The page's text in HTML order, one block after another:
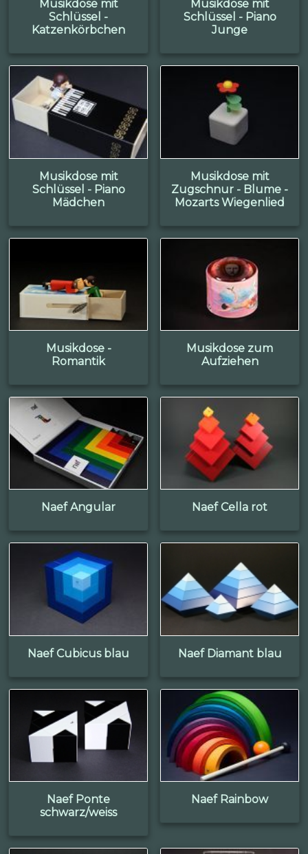
Musikdose mit
Schlüssel -
Katzenkörbchen
Musikdose mit
Schlüssel - Piano
Junge
Musikdose mit
Schlüssel - Piano
Mädchen
Musikdose mit
Zugschnur - Blume -
Mozarts Wiegenlied
Musikdose -
Romantik
Musikdose zum
Aufziehen
Naef Angular Naef Cella rot
Naef Cubicus blau Naef Diamant blau
Naef Ponte
schwarz/weiss
Naef Rainbow